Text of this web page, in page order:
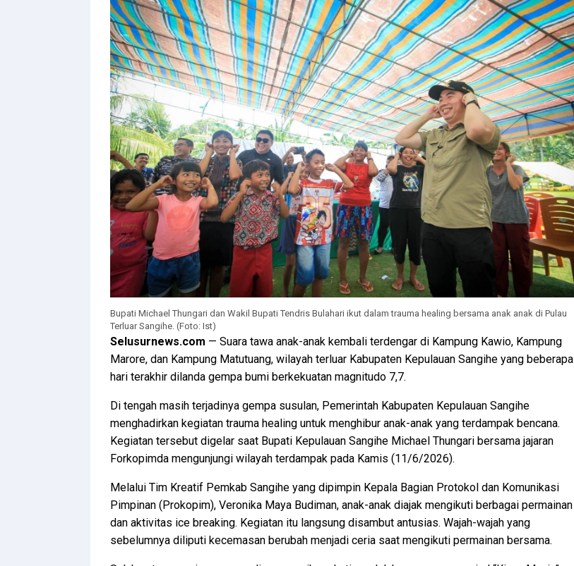
Bupati Michael Thungari dan Wakil Bupati Tendris Bulahari ikut dalam trauma healing bersama anak anak di Pulau
Terluar Sangihe. (Foto: Ist)
Selusurnews.com — Suara tawa anak-anak kembali terdengar di Kampung Kawio, Kampung
Marore, dan Kampung Matutuang, wilayah terluar Kabupaten Kepulauan Sangihe yang beberapa
hari terakhir dilanda gempa bumi berkekuatan magnitudo 7,7.
Di tengah masih terjadinya gempa susulan, Pemerintah Kabupaten Kepulauan Sangihe
menghadirkan kegiatan trauma healing untuk menghibur anak-anak yang terdampak bencana.
Kegiatan tersebut digelar saat Bupati Kepulauan Sangihe Michael Thungari bersama jajaran
Forkopimda mengunjungi wilayah terdampak pada Kamis (11/6/2026).
Melalui Tim Kreatif Pemkab Sangihe yang dipimpin Kepala Bagian Protokol dan Komunikasi
Pimpinan (Prokopim), Veronika Maya Budiman, anak-anak diajak mengikuti berbagai permainan
dan aktivitas ice breaking. Kegiatan itu langsung disambut antusias. Wajah-wajah yang
sebelumnya diliputi kecemasan berubah menjadi ceria saat mengikuti permainan bersama.